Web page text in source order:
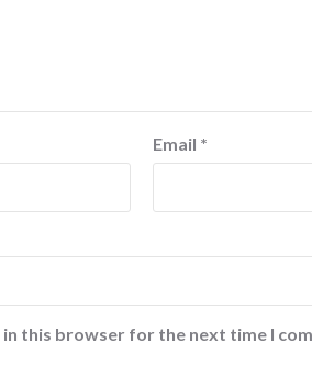
Email *
this browser for the next time I